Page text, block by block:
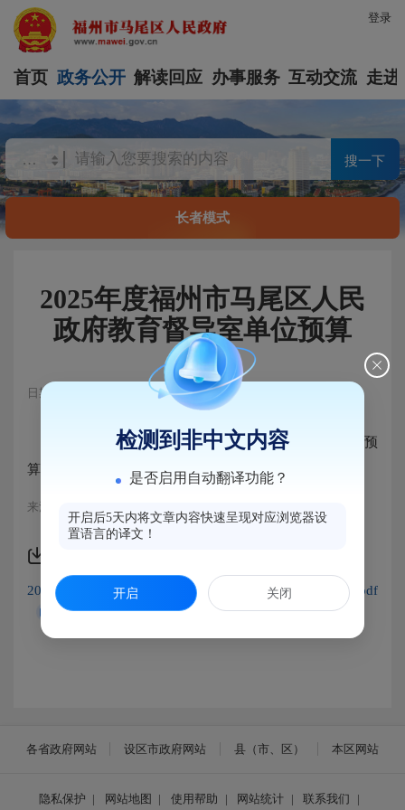
登录
首页 政务公开 解读回应 办事服务 互动交流 走进
搜一下
长者模式
2025年度福州市马尾区人民
政府教育督导室单位预算
日期：2025-01-10 17:18 浏览量：210
2025年度福州市马尾区人民政府教育督导室单位预
算，详见附件。
来源：马尾区教育局
2025年度福州市马尾区人民政府教育督导室单位预算.pdf
各省政府网站 设区市政府网站 县（市、区） 本区网站
隐私保护 | 网站地图 | 使用帮助 | 网站统计 | 联系我们 |
检测到非中文内容
是否启用自动翻译功能？
开启后5天内将文章内容快速呈现对应浏览器设
置语言的译文！
开启 关闭